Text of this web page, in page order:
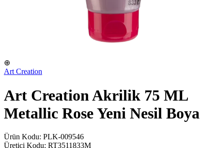
⊕
Art Creation
Art Creation Akrilik 75 ML
Metallic Rose Yeni Nesil Boya
Ürün Kodu: PLK-009546
Üretici Kodu: RT3511833M